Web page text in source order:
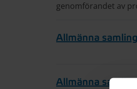
genomförandet av
Allmänna
Allmänna